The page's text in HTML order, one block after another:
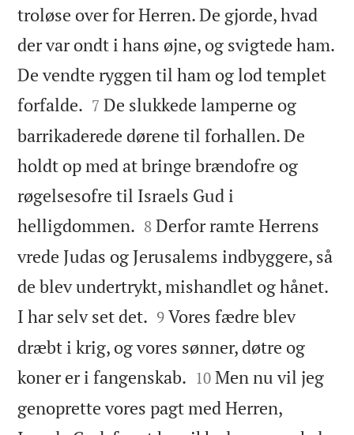
troløse over for Herren. De gjorde, hvad
der var ondt i hans øjne, og svigtede ham.
De vendte ryggen til ham og lod templet
forfalde. 

7 De slukkede lamperne og
barrikaderede dørene til forhallen. De
holdt op med at bringe brændofre og
røgelsesofre til Israels Gud i
helligdommen. 

8 Derfor ramte Herrens
vrede Judas og Jerusalems indbyggere, så
de blev undertrykt, mishandlet og hånet.
I har selv set det. 

9 Vores fædre blev
dræbt i krig, og vores sønner, døtre og
koner er i fangenskab. 

10 Men nu vil jeg
genoprette vores pagt med Herren,